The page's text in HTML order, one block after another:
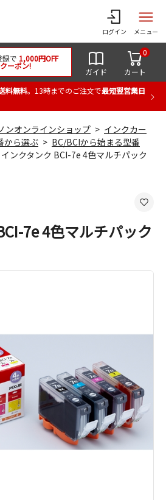
ログイン メニュー
録で 1,000円OFF
クーポン!
ガイド カート
0
料無料。13時までのご注文で最短翌営業日
ンオンラインショップ
インクカー
から選ぶ
BC/BCIから始まる型番
インクタンク BCI-7e 4色マルチパック
7e 4色マルチパック